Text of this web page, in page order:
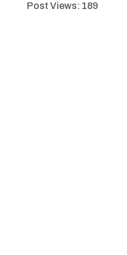
Post Views: 189